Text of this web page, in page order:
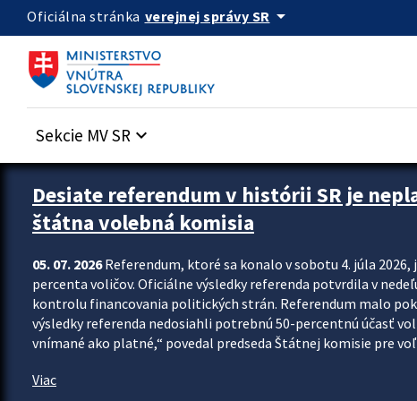
Preskocit na hlavný obsah
Oficiálna stránka verejnej správy SR arrow_drop_down
Sekcie MV SR keyboard_arrow_down
Zastavit automatický posun upútavok
Desiate referendum v histórii SR je
štátna volebná komisia
05. 07. 2026Referendum, ktoré sa konalo v sobotu 4. júla
percenta voličov. Oficiálne výsledky referenda potvrdila v
kontrolu financovania politických strán. Referendum malo
výsledky referenda nedosiahli potrebnú 50-percentnú účasť
vnímané ako platné,“ povedal predseda Štátnej komisie pre
Viac